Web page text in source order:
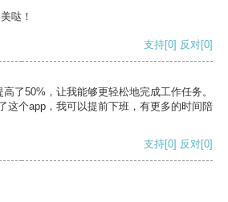
哒！
支持[0] 反对[0]
了50%，让我能够更轻松地完成工作任务。
这个app，我可以提前下班，有更多的时间陪
支持[0] 反对[0]